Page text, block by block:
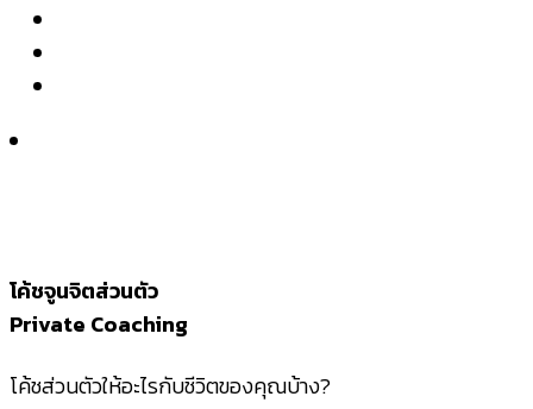
โค้ชจูนจิตส่วนตัว
Private Coaching
โค้ชส่วนตัวให้อะไรกับชีวิตของคุณบ้าง?